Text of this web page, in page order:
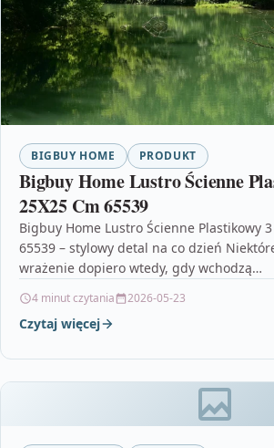
BIGBUY HOME PRODUKT
Bigbuy Home Lustro Ścienne
25X25 Cm 65539
Bigbuy Home Lustro Ścienne Plastikowy 3
65539 – stylowy detal na co dzień
wrażenie dopiero wtedy, gdy wchodzą…
4 minut czytania 2026-05-23
Czytaj więcej